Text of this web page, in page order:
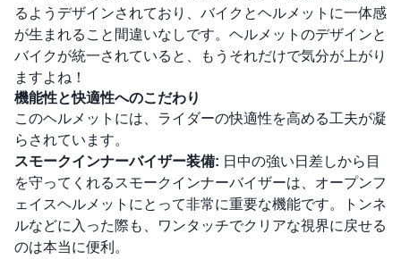
るようデザインされており、バイクとヘルメットに一体感
が生まれること間違いなしです。ヘルメットのデザインと
バイクが統一されていると、もうそれだけで気分が上がり
ますよね！
機能性と快適性へのこだわり
このヘルメットには、ライダーの快適性を高める工夫が凝
らされています。
スモークインナーバイザー装備: 日中の強い日差しから目
を守ってくれるスモークインナーバイザーは、オープンフ
ェイスヘルメットにとって非常に重要な機能です。トンネ
ルなどに入った際も、ワンタッチでクリアな視界に戻せる
のは本当に便利。